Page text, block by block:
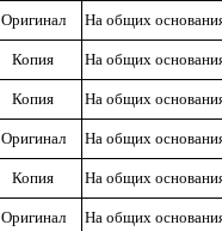
Оригинал На общих
Копия На общих
Копия На общих
Оригинал На общих
Копия На общих
Оригинал На общих